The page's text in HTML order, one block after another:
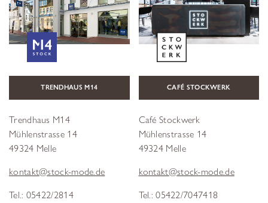
TRENDHAUS M14
Trendhaus M14
Mühlenstrasse 14
49324 Melle
kontakt@stock-mode.de
Tel.: 05422/2814
CAFÉ STOCKWERK
Café Stockwerk
Mühlenstrasse 14
49324 Melle
kontakt@stock-mode.de
Tel.: 05422/7047418